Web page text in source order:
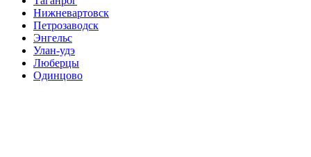
Нижневартовск
Петрозаводск
Энгельс
Улан-удэ
Люберцы
Одинцово